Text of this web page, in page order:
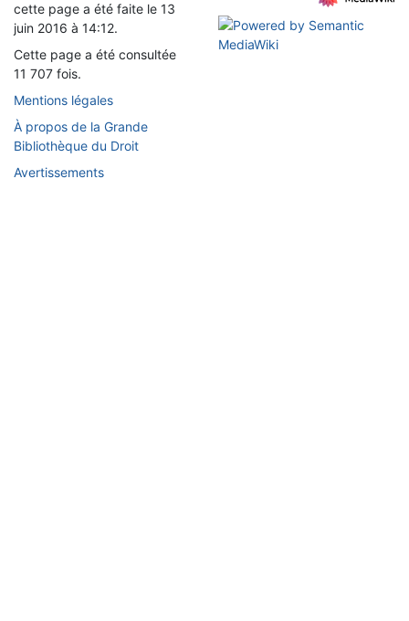
cette page a été faite le 13
juin 2016 à 14:12.
Cette page a été consultée
11 707 fois.
Mentions légales
À propos de la Grande
Bibliothèque du Droit
Avertissements